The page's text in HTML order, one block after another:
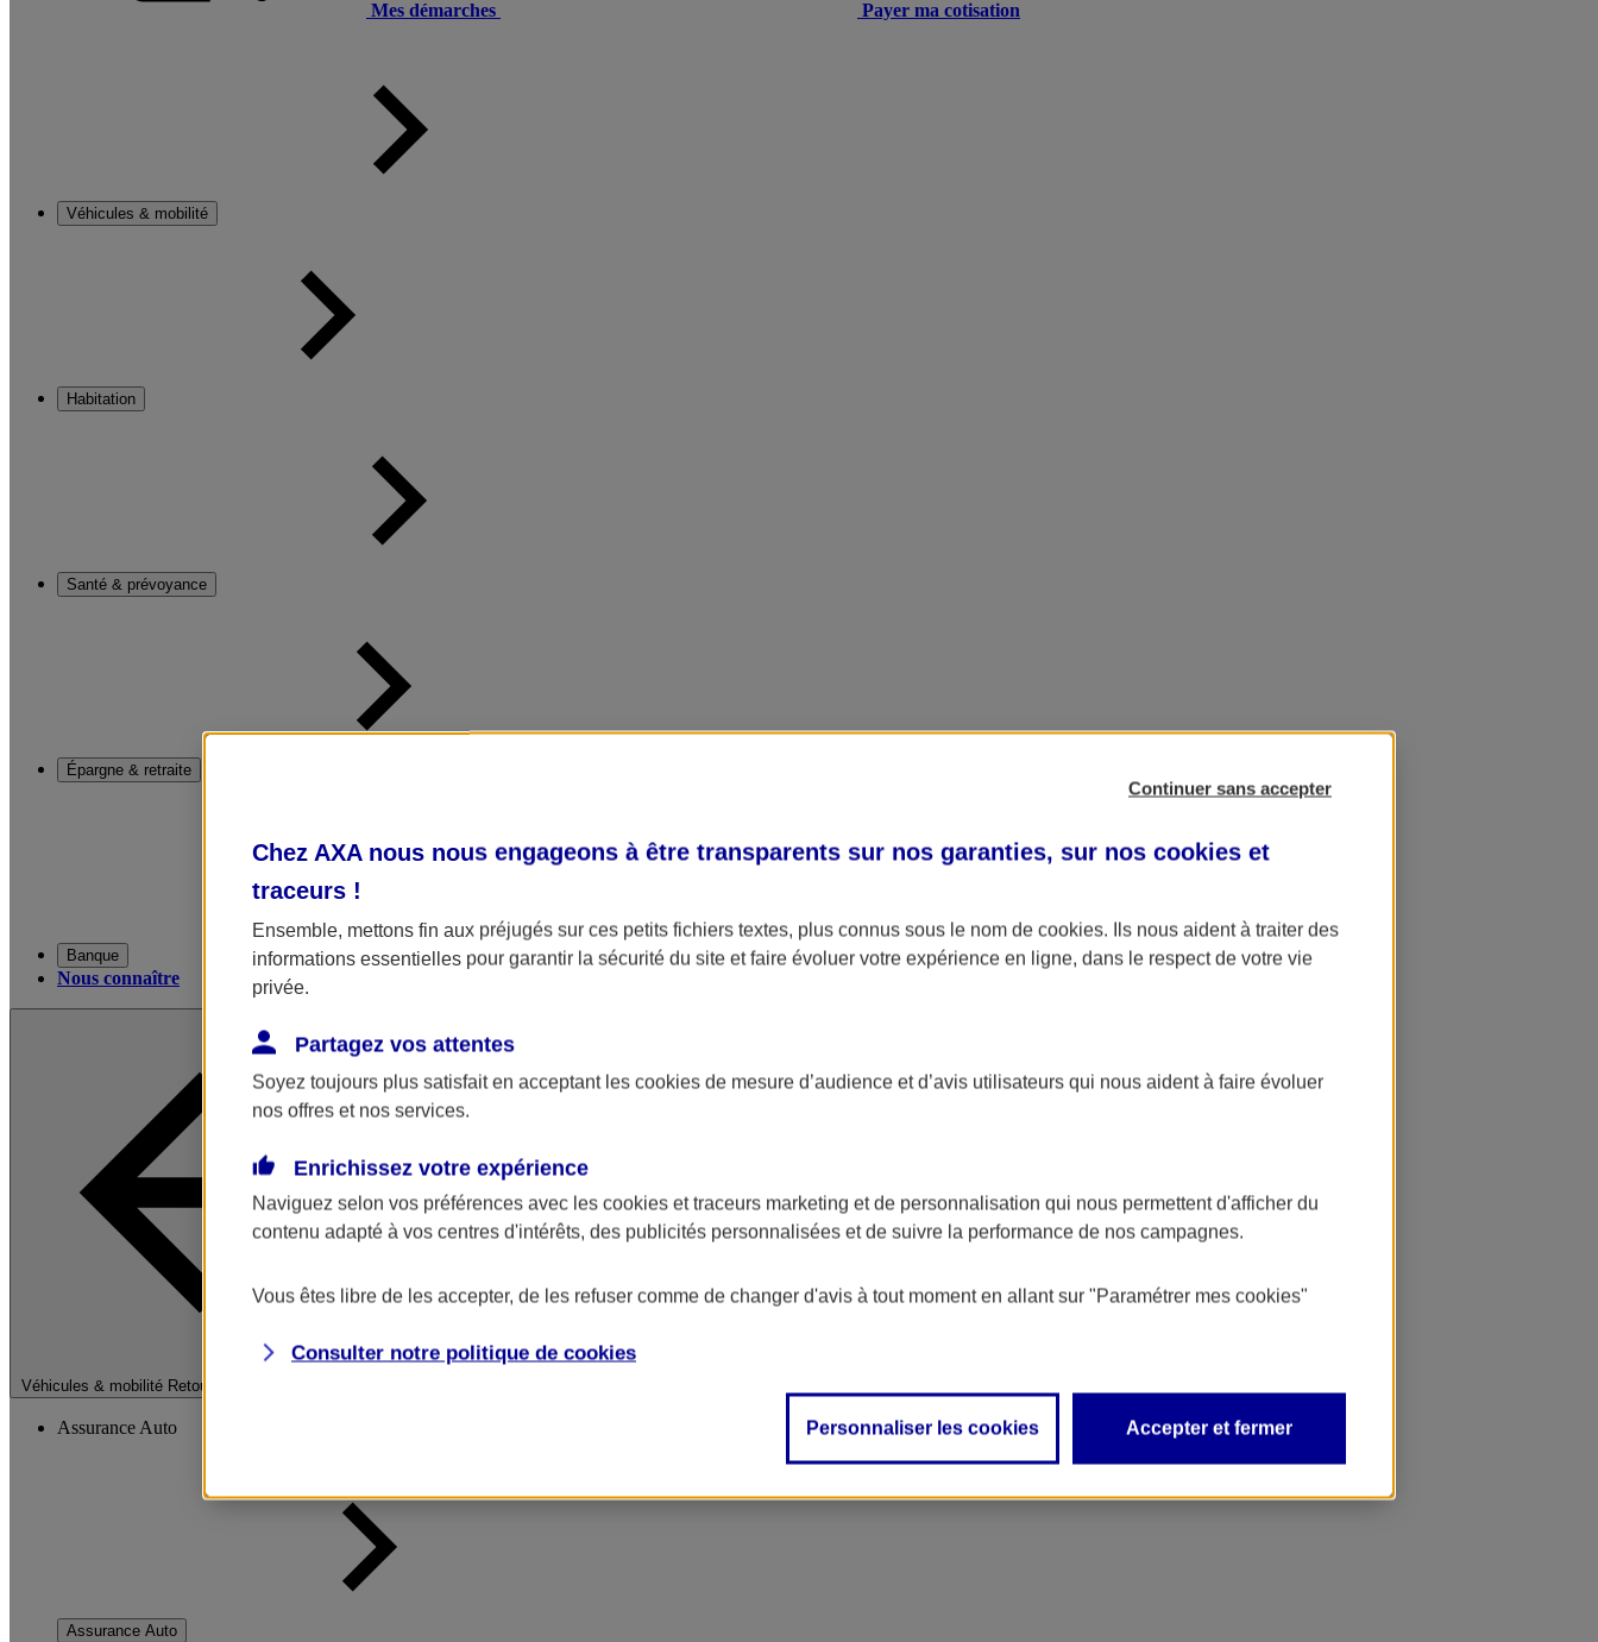
Mes démarches Payer ma cotisation
Véhicules & mobilité
Habitation
Santé & prévoyance
Épargne & retraite
Banque
Nous connaître
Véhicules & mobilité Retour à la section précédente
Fermer le menu principal
Assurance Auto
Assurance Auto
Continuer sans accepter
Chez AXA nous nous engageons à être transparents sur nos garanties, sur nos cookies et
traceurs !
Ensemble, mettons fin aux préjugés sur ces petits fichiers textes, plus connus sous le nom de cookies. Ils nous aident à traiter des
informations essentielles pour garantir la sécurité du site et faire évoluer votre expérience en ligne, dans le respect de votre vie
privée.
Partagez vos attentes
Soyez toujours plus satisfait en acceptant les cookies de mesure d’audience et d’avis utilisateurs qui nous aident à faire évoluer
nos offres et nos services.
Enrichissez votre expérience
Naviguez selon vos préférences avec les cookies et traceurs marketing et de personnalisation qui nous permettent d'afficher du
contenu adapté à vos centres d'intérêts, des publicités personnalisées et de suivre la performance de nos campagnes.
Vous êtes libre de les accepter, de les refuser comme de changer d'avis à tout moment en allant sur "Paramétrer mes cookies"
Consulter notre politique de cookies
Personnaliser les cookies Accepter et fermer